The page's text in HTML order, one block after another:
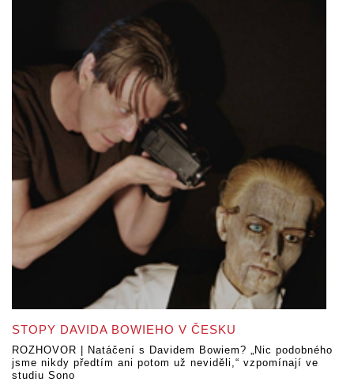
STOPY DAVIDA BOWIEHO V ČESKU
ROZHOVOR | Natáčení s Davidem Bowiem? „Nic podobného
jsme nikdy předtím ani potom už neviděli,“ vzpomínají ve
studiu Sono